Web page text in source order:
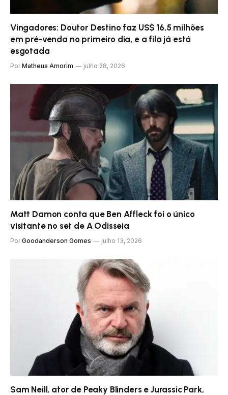
Vingadores: Doutor Destino faz US$ 16,5 milhões
em pré-venda no primeiro dia, e a fila já está
esgotada
Por Matheus Amorim julho 28, 2026
Matt Damon conta que Ben Affleck foi o único
visitante no set de A Odisseia
Por Goodanderson Gomes julho 13, 2026
Sam Neill, ator de Peaky Blinders e Jurassic Park,